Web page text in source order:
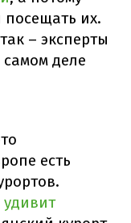
их.
– эксперты
деле
есть